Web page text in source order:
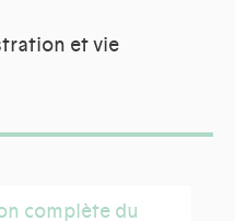
et vie
complète du